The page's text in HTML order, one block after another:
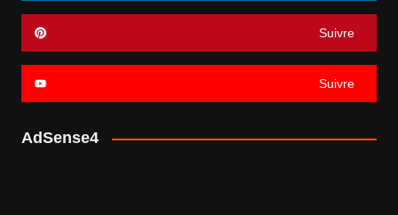
Suivre
Suivre
AdSense4